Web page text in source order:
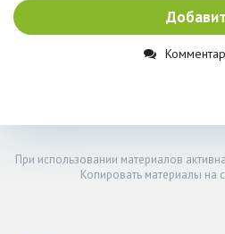
При использовании материалов
Копировать материалы на